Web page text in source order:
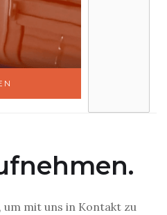
um mit uns in Kontakt zu